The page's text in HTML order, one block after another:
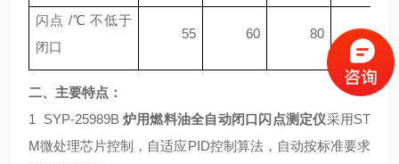
闪点 /℃ 不低于
闭口
55 60 80 80
二、 主要特点：
1 SYP-25989B 炉用燃料油全自动闭口闪点测定仪采用ST
M微处理芯片控制，自适应PID控制算法，自动按标准要求